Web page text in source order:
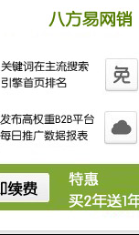
排水系统和供